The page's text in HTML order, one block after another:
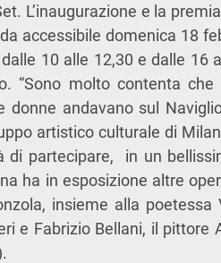
L’inaugurazione e la
accessibile domenica 18
10 alle 12,30 e dalle 16
“Sono molto contenta
donne andavano sul
artistico culturale di
di partecipare, in un
ha in esposizione altre
insieme alla
e Fabrizio Bellani, il pittore